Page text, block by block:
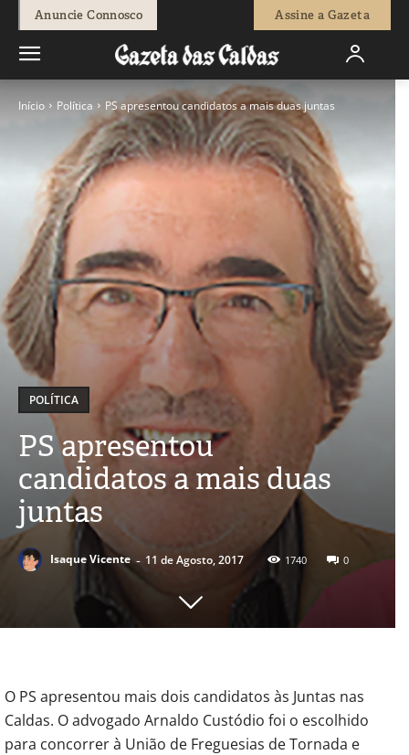
Anuncie Connosco Assine a Gazeta
Início Política PS apresentou candidatos a mais duas juntas
POLÍTICA
PS apresentou
candidatos a mais duas
juntas
Isaque Vicente - 11 de Agosto, 2017 1740 0
O PS apresentou mais dois candidatos às Juntas nas
Caldas. O advogado Arnaldo Custódio foi o escolhido
para concorrer à União de Freguesias de Tornada e